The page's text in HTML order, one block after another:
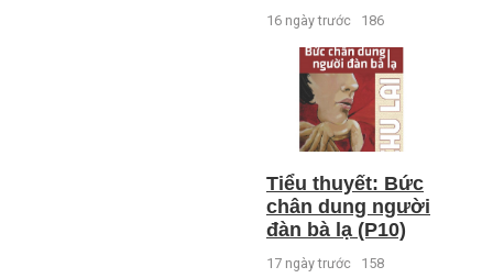
16 ngày trước 186
Tiểu thuyết: Bức
chân dung người
đàn bà lạ (P10)
17 ngày trước 158